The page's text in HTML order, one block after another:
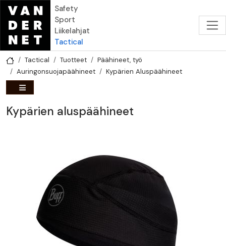
Hyppää pääsisältöön
Safety
Sport
Liikelahjat
Tactical
Tactical Tuotteet
Päähineet, työ
Auringonsuojapäähineet
Kypärien Aluspäähineet
Kypärien aluspäähineet